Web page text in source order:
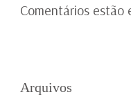
Comentários estão
Arquivos